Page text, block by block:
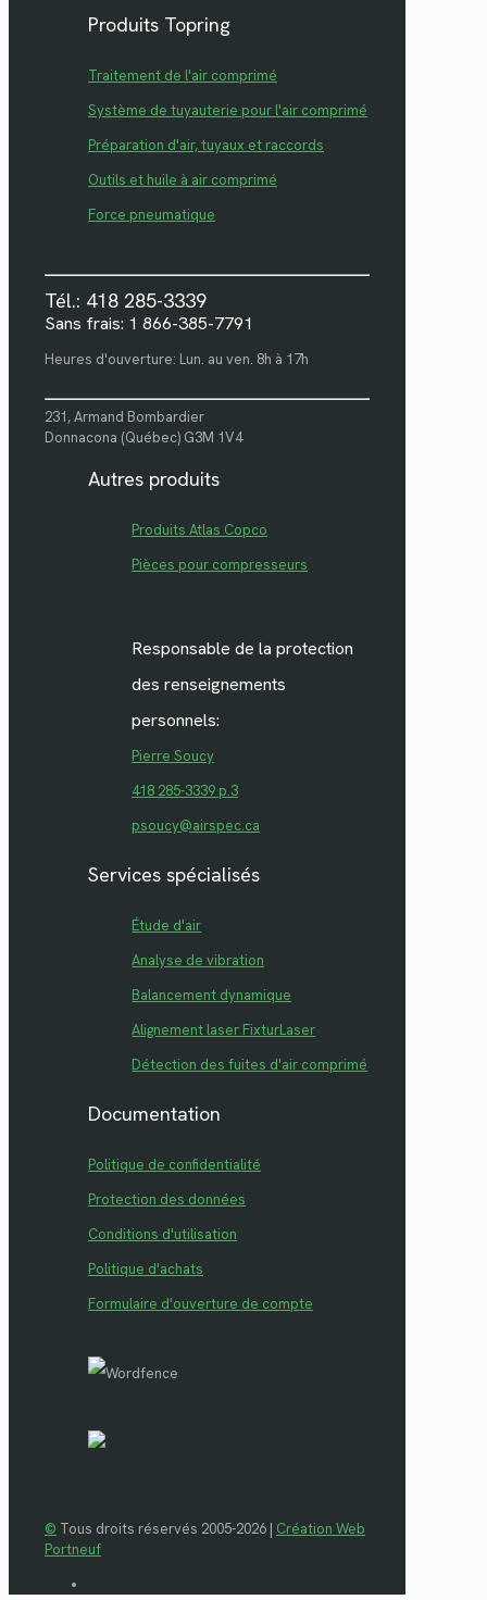
Produits Topring
Traitement de l'air comprimé
Système de tuyauterie pour l'air comprimé
Préparation d'air, tuyaux et raccords
Outils et huile à air comprimé
Force pneumatique
Tél.: 418 285-3339
Sans frais: 1 866-385-7791
Heures d'ouverture: Lun. au ven. 8h à 17h
231, Armand Bombardier
Donnacona (Québec) G3M 1V4
Autres produits
Produits Atlas Copco
Pièces pour compresseurs
Responsable de la protection
des renseignements
personnels:
Pierre Soucy
418 285-3339 p.3
psoucy@airspec.ca
Services spécialisés
Étude d'air
Analyse de vibration
Balancement dynamique
Alignement laser FixturLaser
Détection des fuites d'air comprimé
Documentation
Politique de confidentialité
Protection des données
Conditions d'utilisation
Politique d'achats
Formulaire d'ouverture de compte
© Tous droits réservés 2005-2026 | Création Web
Portneuf